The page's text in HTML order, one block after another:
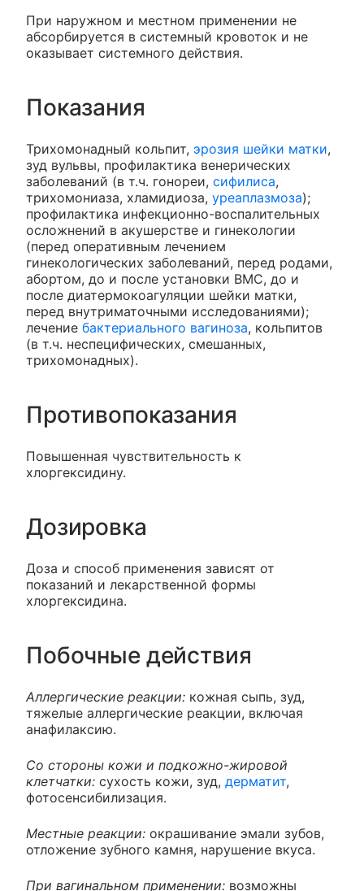
При наружном и местном применении не
абсорбируется в системный кровоток и не
оказывает системного действия.
Показания
Трихомонадный кольпит, эрозия шейки матки,
зуд вульвы, профилактика венерических
заболеваний (в т.ч. гонореи, сифилиса,
трихомониаза, хламидиоза, уреаплазмоза);
профилактика инфекционно-воспалительных
осложнений в акушерстве и гинекологии
(перед оперативным лечением
гинекологических заболеваний, перед родами,
абортом, до и после установки ВМС, до и
после диатермокоагуляции шейки матки,
перед внутриматочными исследованиями);
лечение бактериального вагиноза, кольпитов
(в т.ч. неспецифических, смешанных,
трихомонадных).
Противопоказания
Повышенная чувствительность к
хлоргексидину.
Дозировка
Доза и способ применения зависят от
показаний и лекарственной формы
хлоргексидина.
Побочные действия
Аллергические реакции: кожная сыпь, зуд,
тяжелые аллергические реакции, включая
анафилаксию.
Со стороны кожи и подкожно-жировой
клетчатки: сухость кожи, зуд, дерматит,
фотосенсибилизация.
Местные реакции: окрашивание эмали зубов,
отложение зубного камня, нарушение вкуса.
При вагинальном применении: возможны